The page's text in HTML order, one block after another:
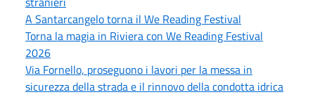
A Santarcangelo torna il We Reading Festival
Torna la magia in Riviera con We Reading Festival
2026
Via Fornello, proseguono i lavori per la messa in
sicurezza della strada e il rinnovo della condotta idrica